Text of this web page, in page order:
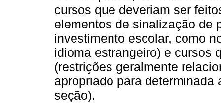
cursos que deveriam ser
elementos de sinalização de
investimento escolar, como
idioma estrangeiro) e cursos
(restrições geralmente
apropriado para
seção).